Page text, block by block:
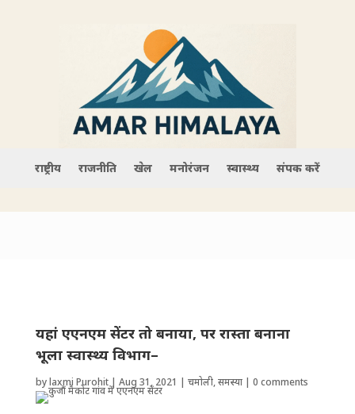
राष्ट्रीय राजनीति खेल मनोरंजन स्वास्थ्य संपर्क करें
यहां एएनएम सेंटर तो बनाया, पर रास्ता बनाना
भूला ‌स्वास्थ्य विभाग–
bylaxmi Purohit| Aug 31, 2021 | चमोली,समस्या| 0 comments